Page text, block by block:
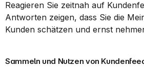
Reagieren Sie zeitnah auf
Antworten zeigen, dass Sie die
Kunden schätzen und ernst
Sammeln und Nutzen von